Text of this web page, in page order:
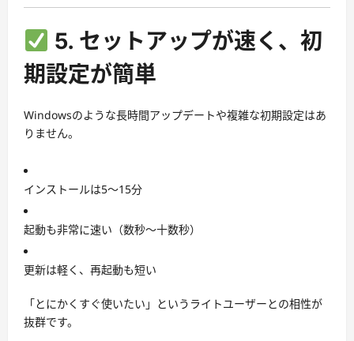
5. セットアップが速く、初
期設定が簡単
Windowsのような長時間アップデートや複雑な初期設定はあ
りません。
インストールは5〜15分
起動も非常に速い（数秒〜十数秒）
更新は軽く、再起動も短い
「とにかくすぐ使いたい」というライトユーザーとの相性が
抜群です。